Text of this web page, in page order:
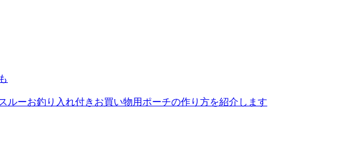
ーお釣り入れ付きお買い物用ポーチの作り方を紹介します